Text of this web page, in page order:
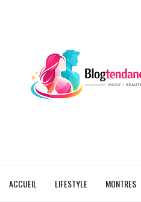
ACCUEIL LIFESTYLE MONTRES